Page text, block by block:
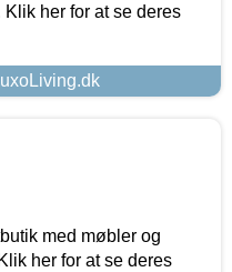
her for at se deres
med møbler og
her for at se deres